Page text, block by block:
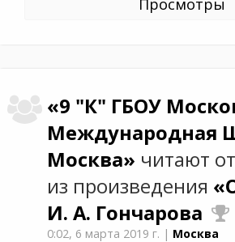
Просмотры
«9 "К" ГБОУ
Международная
Москва» читают
из произведения
И. А. Гончарова
0:02, 6 марта 2019 г. | Москва